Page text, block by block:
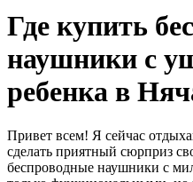
Где купить
наушники с
ребенка в
Привет всем! Я сейчас
сделать приятный сюрприз
беспроводные наушники с